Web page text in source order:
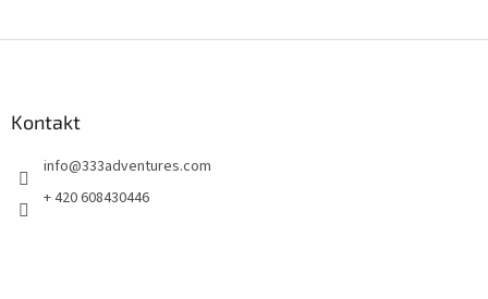
Kontakt
info@333adventures.com
+ 420 608430446